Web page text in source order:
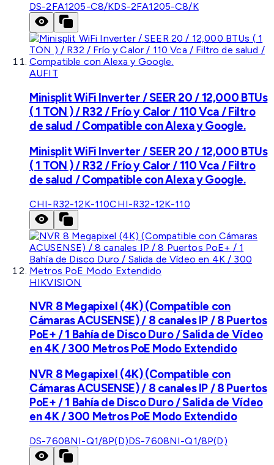
DS-2FA1205-C8/KDS-2FA1205-C8/K
AUFIT
Minisplit WiFi Inverter / SEER 20 / 12,000 BTUs
( 1 TON ) / R32 / Frío y Calor / 110 Vca / Filtro
de salud / Compatible con Alexa y Google.
Minisplit WiFi Inverter / SEER 20 / 12,000 BTUs
( 1 TON ) / R32 / Frío y Calor / 110 Vca / Filtro
de salud / Compatible con Alexa y Google.
CHI-R32-12K-110CHI-R32-12K-110
HIKVISION
NVR 8 Megapixel (4K) (Compatible con
Cámaras ACUSENSE) / 8 canales IP / 8 Puertos
PoE+ / 1 Bahía de Disco Duro / Salida de Vídeo
en 4K / 300 Metros PoE Modo Extendido
NVR 8 Megapixel (4K) (Compatible con
Cámaras ACUSENSE) / 8 canales IP / 8 Puertos
PoE+ / 1 Bahía de Disco Duro / Salida de Vídeo
en 4K / 300 Metros PoE Modo Extendido
DS-7608NI-Q1/8P(D)DS-7608NI-Q1/8P(D)